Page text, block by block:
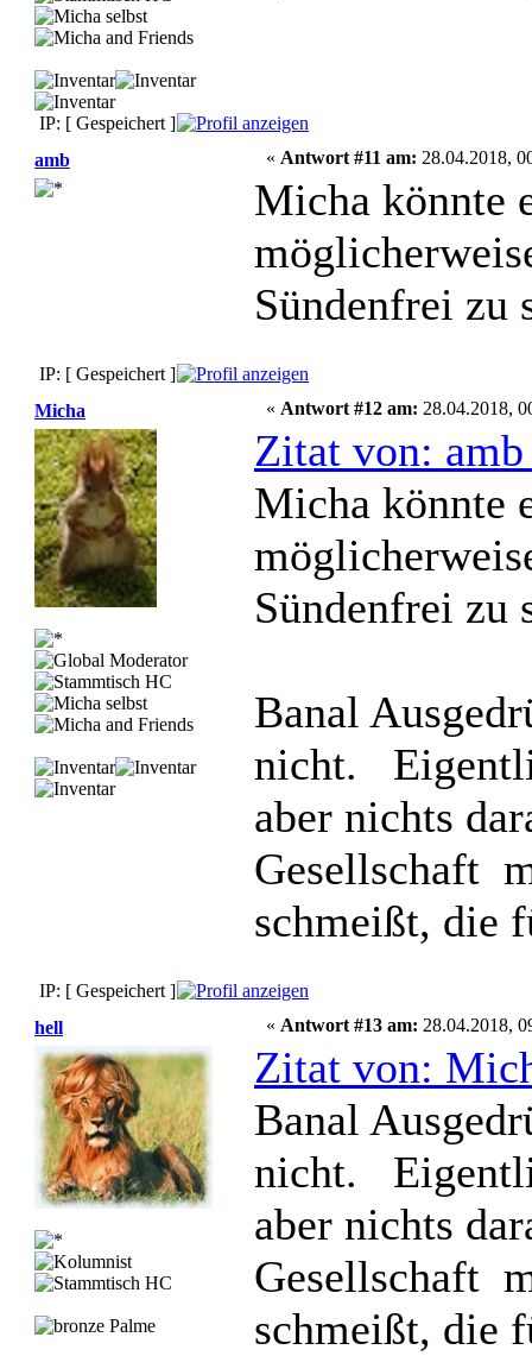
IP: [ Gespeichert ]
amb
« Antwort #11 am: 28.04.2018,
Micha könnte
Sündenfrei zu
IP: [ Gespeichert ]
Micha
« Antwort #12 am: 28.04.2018,
Zitat von:
Micha könnte
Sündenfrei zu
Banal
nicht.
aber nichts
Gesellschaft
schmeißt, die
IP: [ Gespeichert ]
hell
« Antwort #13 am: 28.04.2018,
Zitat von:
Banal
nicht.
aber nichts
Gesellschaft
schmeißt, die